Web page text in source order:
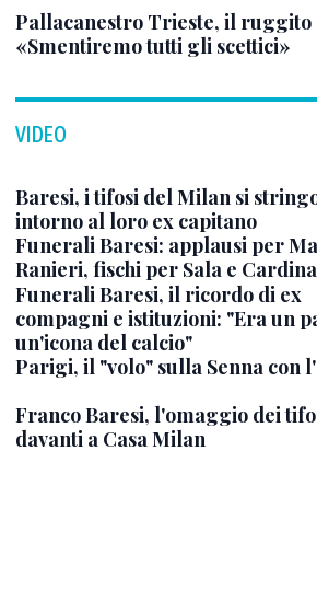
Pallacanestro Trieste, il ruggito
«Smentiremo tutti gli scettici»
VIDEO
Baresi, i tifosi del Milan si
intorno al loro ex capitano
Funerali Baresi: applausi per
Ranieri, fischi per Sala e
Funerali Baresi, il ricordo di ex
compagni e istituzioni: "Era un
un'icona del calcio"
Parigi, il "volo" sulla Senna con
Franco Baresi, l'omaggio dei
davanti a Casa Milan